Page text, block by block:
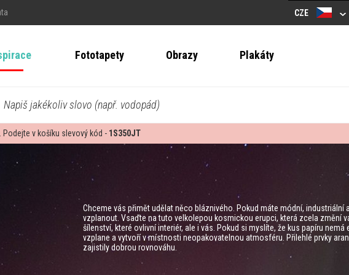
CZE
Fototapety Obrazy Plakáty
Napiš jakékoliv slovo (např. vodopád)
Podejte v košíku slevový kód - 1S350JT
Chceme vás přimět udělat něco bláznivého. Pokud máte módní,
vzplanout. Vsaďte na tuto velkolepou kosmickou erupci, která zcela změní
šílenství, které ovlivní interiér, ale i vás. Pokud si myslíte, že kus papíru
vzplane a vytvoří v místnosti neopakovatelnou atmosféru. Přilehlé prvky
zajistily dobrou rovnováhu.